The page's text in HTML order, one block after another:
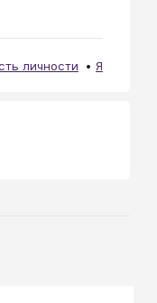
личности Я